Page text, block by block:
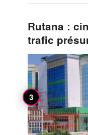
Rutana :
trafic